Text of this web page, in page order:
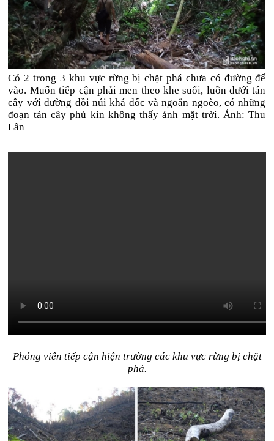
Có 2 trong 3 khu vực rừng bị chặt phá chưa có đường để
vào. Muốn tiếp cận phải men theo khe suối, luồn dưới tán
cây với đường đồi núi khá dốc và ngoằn ngoèo, có những
đoạn tán cây phủ kín không thấy ánh mặt trời. Ảnh: Thu
Lân
Phóng viên tiếp cận hiện trường các khu vực rừng bị chặt
phá.